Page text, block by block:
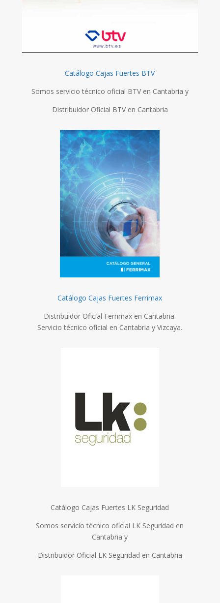
Catálogo Cajas Fuertes BTV
Somos servicio técnico oficial BTV en Cantabria y
Distribuidor Oficial BTV en Cantabria
Catálogo Cajas Fuertes Ferrimax
Distribuidor Oficial Ferrimax en Cantabria.
Servicio técnico oficial en Cantabria y Vizcaya.
Catálogo Cajas Fuertes LK Seguridad
Somos servicio técnico oficial LK Seguridad en
Cantabria y
Distribuidor Oficial LK Seguridad en Cantabria